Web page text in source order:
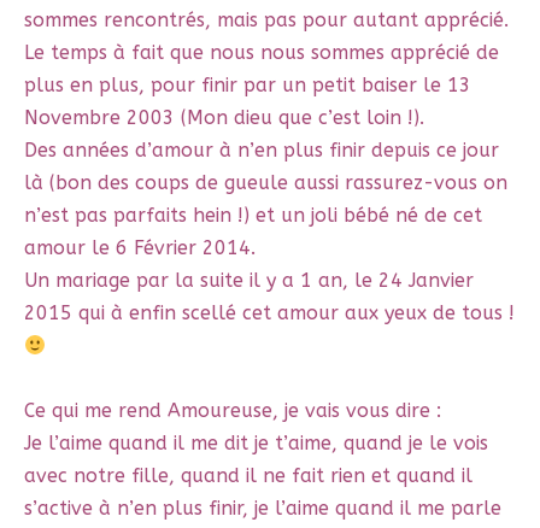
sommes rencontrés, mais pas pour autant apprécié.
Le temps à fait que nous nous sommes apprécié de
plus en plus, pour finir par un petit baiser le 13
Novembre 2003 (Mon dieu que c’est loin !).
Des années d’amour à n’en plus finir depuis ce jour
là (bon des coups de gueule aussi rassurez-vous on
n’est pas parfaits hein !) et un joli bébé né de cet
amour le 6 Février 2014.
Un mariage par la suite il y a 1 an, le 24 Janvier
2015 qui à enfin scellé cet amour aux yeux de tous !
Ce qui me rend Amoureuse, je vais vous dire :
Je l’aime quand il me dit je t’aime, quand je le vois
avec notre fille, quand il ne fait rien et quand il
s’active à n’en plus finir, je l’aime quand il me parle